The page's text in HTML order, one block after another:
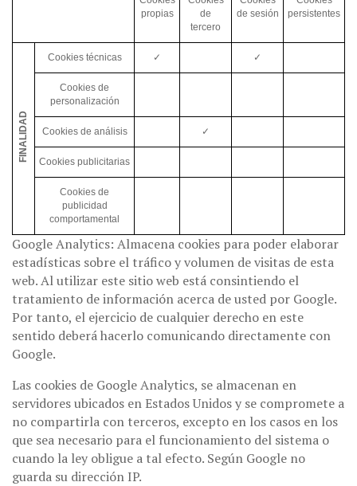
propias
de
tercero
de sesión
persistentes
FINALIDAD
Cookies técnicas ✓ ✓
Cookies de
personalización
Cookies de análisis ✓
Cookies publicitarias
Cookies de
publicidad
comportamental
Google Analytics: Almacena cookies para poder elaborar
estadísticas sobre el tráfico y volumen de visitas de esta
web. Al utilizar este sitio web está consintiendo el
tratamiento de información acerca de usted por Google.
Por tanto, el ejercicio de cualquier derecho en este
sentido deberá hacerlo comunicando directamente con
Google.
Las cookies de Google Analytics, se almacenan en
servidores ubicados en Estados Unidos y se compromete a
no compartirla con terceros, excepto en los casos en los
que sea necesario para el funcionamiento del sistema o
cuando la ley obligue a tal efecto. Según Google no
guarda su dirección IP.